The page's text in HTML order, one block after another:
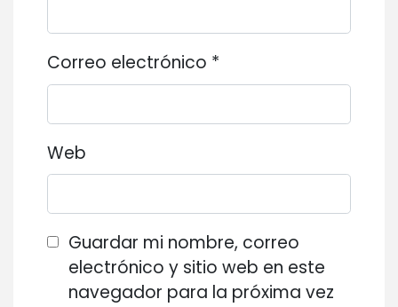
Correo electrónico *
Web
Guardar mi nombre, correo
electrónico y sitio web en este
navegador para la próxima vez